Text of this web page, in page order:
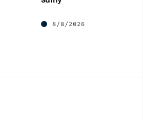
8/8/2026